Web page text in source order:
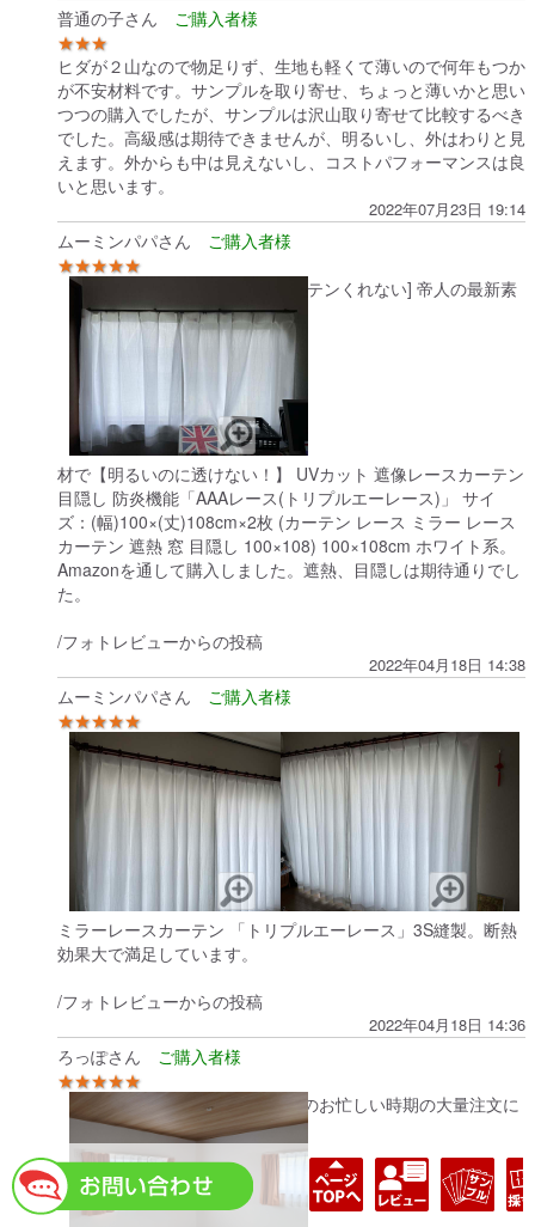
普通の子さん
★★★
ヒダが２山なので物足りず、生地も軽くて薄いので何年もつか
が不安材料です。サンプルを取り寄せ、ちょっと薄いかと思い
つつの購入でしたが、サンプルは沢山取り寄せて比較するべき
でした。高級感は期待できませんが、明るいし、外はわりと見
えます。外からも中は見えないし、コストパフォーマンスは良
いと思います。
2022年07月23日 19:14
ムーミンパパさん
★★★★★
[カーテンくれない] 帝人の最新素
材で【明るいのに透けない！】 UVカット 遮像レースカーテン
目隠し 防炎機能「AAAレース(トリプルエーレース)」 サイ
ズ：(幅)100×(丈)108cm×2枚 (カーテン レース ミラー レース
カーテン 遮熱 窓 目隠し 100×108) 100×108cm ホワイト系。
Amazonを通して購入しました。遮熱、目隠しは期待通りでし
た。
/フォトレビューからの投稿
2022年04月18日 14:38
ムーミンパパさん
★★★★★
ミラーレースカーテン 「トリプルエーレース」3S縫製。断熱
効果大で満足しています。
/フォトレビューからの投稿
2022年04月18日 14:36
ろっぽさん
★★★★★
年末のお忙しい時期の大量注文に